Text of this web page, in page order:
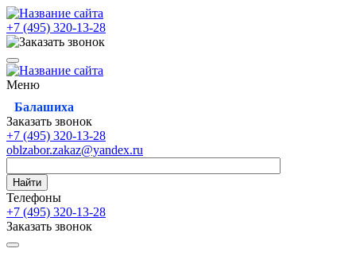
+7 (495) 320-13-28
Меню
Балашиха
Заказать звонок
+7 (495) 320-13-28
oblzabor.zakaz@yandex.ru
Найти
Телефоны
+7 (495) 320-13-28
Заказать звонок